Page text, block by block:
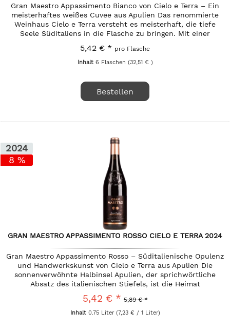
Gran Maestro Appassimento Bianco von Cielo e Terra – Ein
meisterhaftes weißes Cuvee aus Apulien Das renommierte
Weinhaus Cielo e Terra versteht es meisterhaft, die tiefe
Seele Süditaliens in die Flasche zu bringen. Mit einer
5,42 € * pro Flasche
Inhalt 6 Flaschen (32,51 € )
Bestellen
2024
8 %
GRAN MAESTRO APPASSIMENTO ROSSO CIELO E TERRA 2024
Gran Maestro Appassimento Rosso – Süditalienische Opulenz
und Handwerkskunst von Cielo e Terra aus Apulien Die
sonnenverwöhnte Halbinsel Apulien, der sprichwörtliche
Absatz des italienischen Stiefels, ist die Heimat
monumentaler Rotweine...
5,42 € * 5,89 € *
Inhalt 0.75 Liter (7,23 € / 1 Liter)